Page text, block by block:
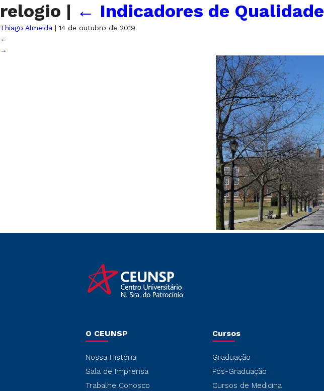
relogio | ← Indicadores de Qualidade
Thiago Almeida | 14 de outubro de 2019
←
→
O CEUNSP
Nossa História
Sala de Imprensa
Trabalhe Conosco
Cursos
Graduação
Pós-Graduação
Cursos de Medicina